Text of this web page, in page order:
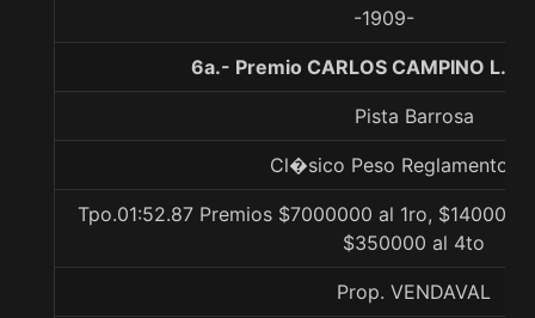
-1909-
6a.- Premio CARLOS CAMPINO L.,
Pista Barrosa
Cl�sico Peso Reglamento
Tpo.01:52.87 Premios $7000000 al 1ro,
$350000 al 4to
Prop. VENDAVAL